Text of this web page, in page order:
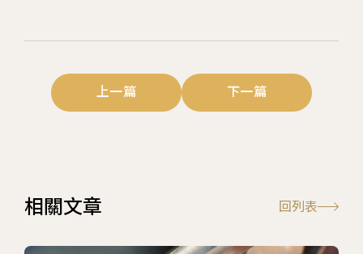
上一篇 下一篇
相關文章 回列表